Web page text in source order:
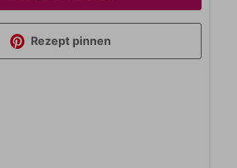
Rezept pinnen